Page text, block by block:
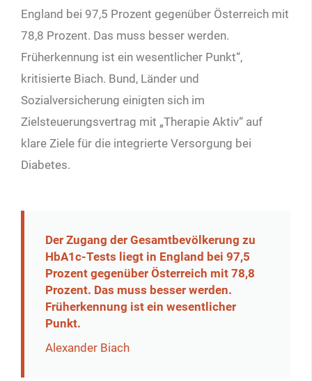
England bei 97,5 Prozent gegenüber Österreich mit
78,8 Prozent. Das muss besser werden.
Früherkennung ist ein wesentlicher Punkt“,
kritisierte Biach. Bund, Länder und
Sozialversicherung einigten sich im
Zielsteuerungsvertrag mit „Therapie Aktiv“ auf
klare Ziele für die integrierte Versorgung bei
Diabetes.
Der Zugang der Gesamtbevölkerung zu
HbA1c-Tests liegt in England bei 97,5
Prozent gegenüber Österreich mit 78,8
Prozent. Das muss besser werden.
Früherkennung ist ein wesentlicher
Punkt.
Alexander Biach